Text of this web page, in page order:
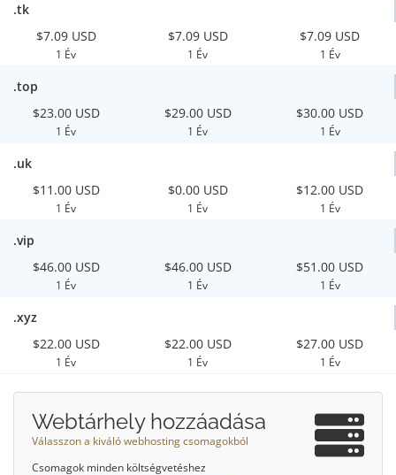
.tk
$7.09 USD
1 Év
$7.09 USD
1 Év
$7.09 USD
1 Év
.top
$23.00 USD
1 Év
$29.00 USD
1 Év
$30.00 USD
1 Év
.uk
$11.00 USD
1 Év
$0.00 USD
1 Év
$12.00 USD
1 Év
.vip
$46.00 USD
1 Év
$46.00 USD
1 Év
$51.00 USD
1 Év
.xyz
$22.00 USD
1 Év
$22.00 USD
1 Év
$27.00 USD
1 Év
Webtárhely hozzáadása
Válasszon a kiváló webhosting csomagokból
Csomagok minden költségvetéshez